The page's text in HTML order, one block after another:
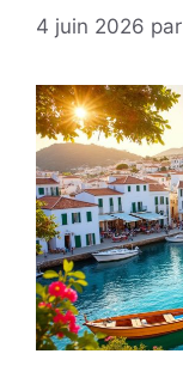
4 juin 2026 par